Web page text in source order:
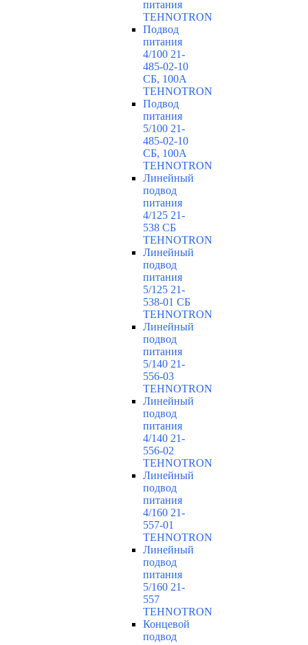
питания
TEHNOTRON
Подвод
питания
4/100 21-
485-02-10
СБ, 100А
TEHNOTRON
Подвод
питания
5/100 21-
485-02-10
СБ, 100А
TEHNOTRON
Линейный
подвод
питания
4/125 21-
538 СБ
TEHNOTRON
Линейный
подвод
питания
5/125 21-
538-01 СБ
TEHNOTRON
Линейный
подвод
питания
5/140 21-
556-03
TEHNOTRON
Линейный
подвод
питания
4/140 21-
556-02
TEHNOTRON
Линейный
подвод
питания
4/160 21-
557-01
TEHNOTRON
Линейный
подвод
питания
5/160 21-
557
TEHNOTRON
Концевой
подвод